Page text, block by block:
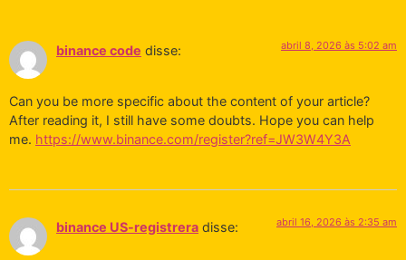
binance code disse: abril 8, 2026 às 5:02 am
Can you be more specific about the content of your article?
After reading it, I still have some doubts. Hope you can help
me. https://www.binance.com/register?ref=JW3W4Y3A
binance US-registrera disse: abril 16, 2026 às 2:35 am